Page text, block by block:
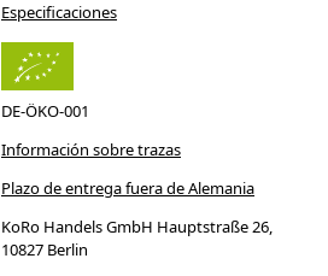
Especificaciones
DE-ÖKO-001
Información sobre trazas
Plazo de entrega fuera de Alemania
KoRo Handels GmbH Hauptstraße 26,
10827 Berlin